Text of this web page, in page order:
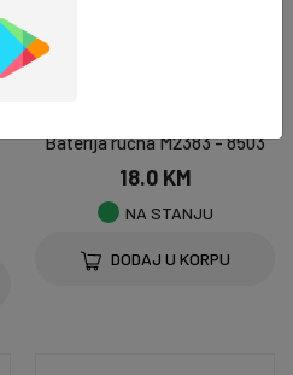
Baterija ručna M2383 - 8503
18.0 KM
NA STANJU
DODAJ U KORPU